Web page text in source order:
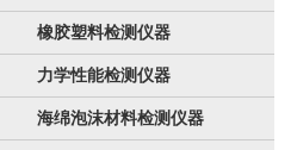
橡胶塑料检测仪器
力学性能检测仪器
海绵泡沫材料检测仪器